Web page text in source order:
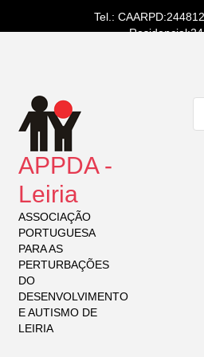
Tel.:
APPDA -
Leiria
ASSOCIAÇÃO
PORTUGUESA
PARA AS
PERTURBAÇÕES
DO
DESENVOLVIMENTO
E AUTISMO DE
LEIRIA